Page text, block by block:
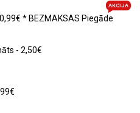
* BEZMAKSAS Piegāde
AKCIJA
- 2,50€